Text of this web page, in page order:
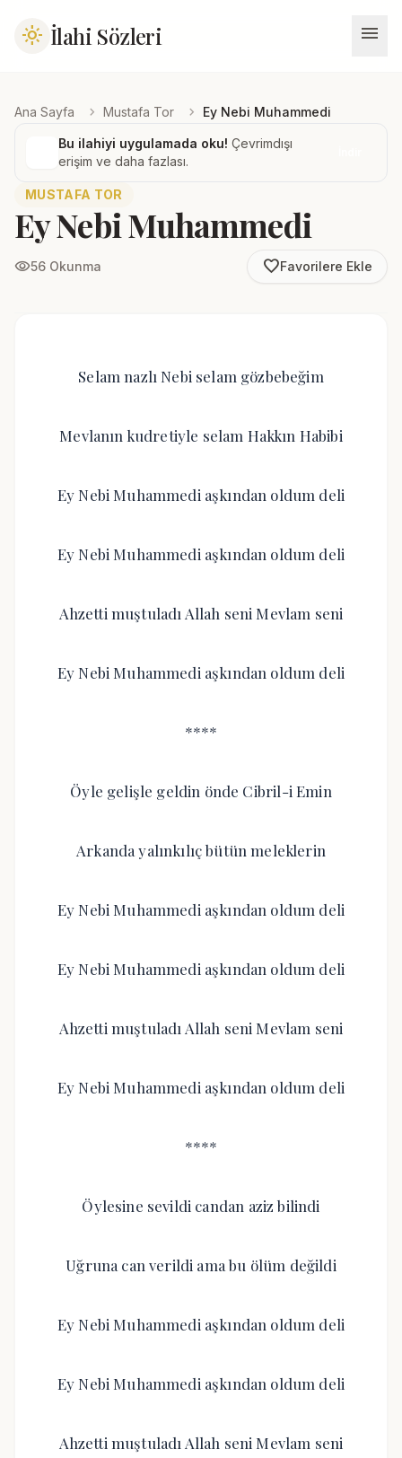
light_mode İlahi Sözleri menu
Ana Sayfa chevron_right Mustafa Tor chevron_right Ey Nebi Muhammedi
Bu ilahiyi uygulamada oku! Çevrimdışı
erişim ve daha fazlası.
MUSTAFA TOR
Ey Nebi Muhammedi
visibility56 Okunma favorite_borderFavorilere Ekle
Selam nazlı Nebi selam gözbebeğim
Mevlanın kudretiyle selam Hakkın Habibi
Ey Nebi Muhammedi aşkından oldum deli
Ey Nebi Muhammedi aşkından oldum deli
Ahzetti muştuladı Allah seni Mevlam seni
Ey Nebi Muhammedi aşkından oldum deli
****
Öyle gelişle geldin önde Cibril-i Emin
Arkanda yalınkılıç bütün meleklerin
Ey Nebi Muhammedi aşkından oldum deli
Ey Nebi Muhammedi aşkından oldum deli
Ahzetti muştuladı Allah seni Mevlam seni
Ey Nebi Muhammedi aşkından oldum deli
****
Öylesine sevildi candan aziz bilindi
Uğruna can verildi ama bu ölüm değildi
Ey Nebi Muhammedi aşkından oldum deli
Ey Nebi Muhammedi aşkından oldum deli
Ahzetti muştuladı Allah seni Mevlam seni